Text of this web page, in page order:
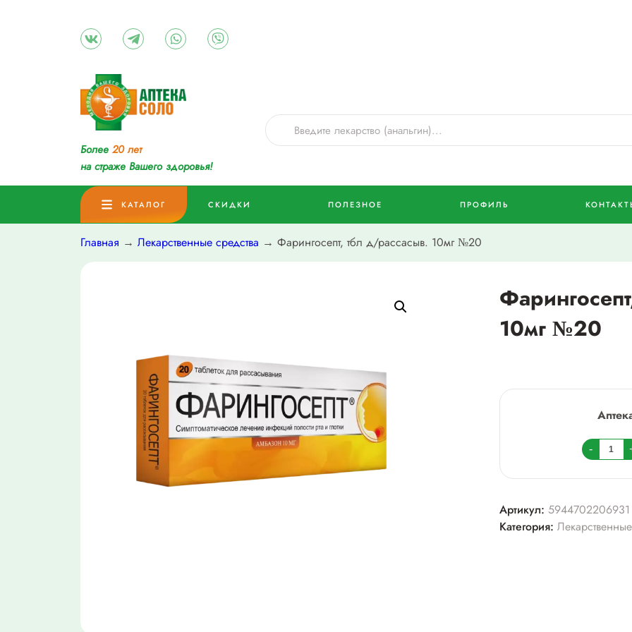
Более 20 лет
на страже Вашего здоровья!
КАТАЛОГ СКИДКИ ПОЛЕЗНОЕ ПРОФИЛЬ
Главная → Лекарственные средства → Фарингосепт, тбл д/рассасыв. 10мг №20
10мг №20
-
товара
д/
Артикул: 5944702206931
Категория: